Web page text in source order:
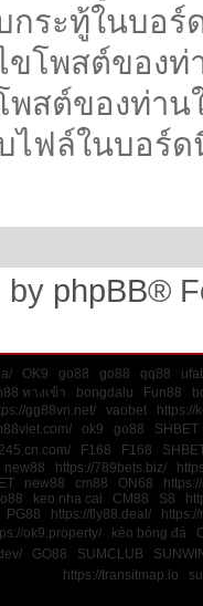
กระทู้ในบอร์
ขโพสต์ของท่
พสต์ของท่าน
ไฟล์ในบอร์ด
by phpBB®
OK9 go88 go88 qq88
ทางเข้า bongdalu Fun88
gg88vn.net/ vaobet
https://
ok9 go88
SHBET
F168 F168
new88 https://789bets.biz/
new88 cm88 ON68
keo nha cai CM88 S8
PG88 https://fly88.deal/
ok9.property/ kèo bóng đá
GO88 SUMCLUB
https://transitmap.io